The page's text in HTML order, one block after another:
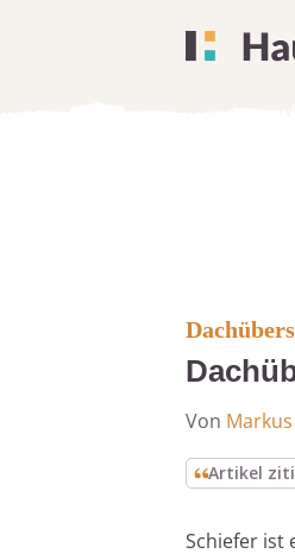
Von
Artikel
Schiefer ist